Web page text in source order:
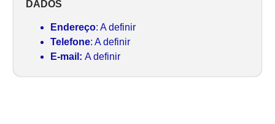
DADOS
Endereço: A definir
Telefone: A definir
E-mail: A definir